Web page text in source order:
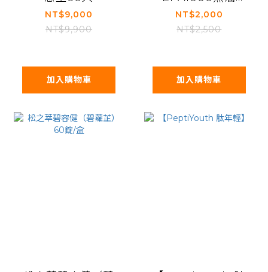
NT$9,000
NT$9,900
加入購物車
EPA Fish Oil
NT$2,000
NT$2,500
加入購物車